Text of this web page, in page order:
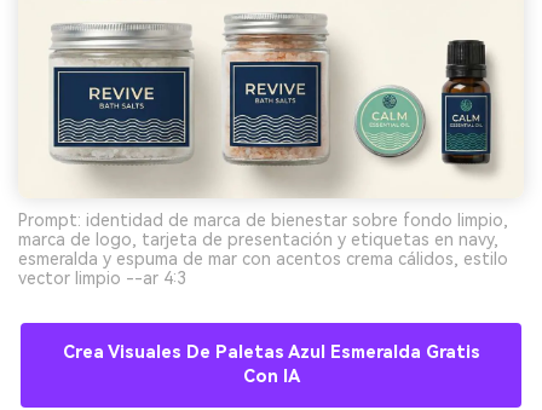
Prompt: identidad de marca de bienestar sobre fondo limpio,
marca de logo, tarjeta de presentación y etiquetas en navy,
esmeralda y espuma de mar con acentos crema cálidos, estilo
vector limpio --ar 4:3
Crea Visuales De Paletas Azul Esmeralda Gratis
Con IA